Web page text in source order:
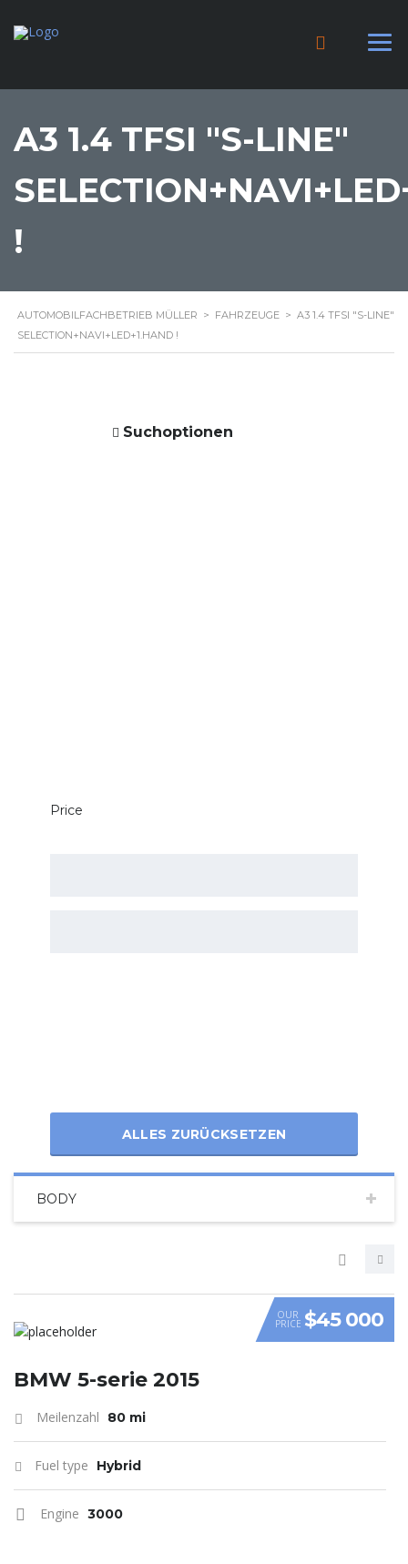
A3 1.4 TFSI "S-LINE"
!
AUTOMOBILFACHBETRIEB MÜLLER > FAHRZEUGE > A3 1.4 TFSI "S-LINE"
SELECTION+NAVI+LED+1.HAND !
Suchoptionen
Price
ALLES ZURÜCKSETZEN
BODY
VIDEO
OUR
PRICE $45 000
BMW 5-serie 2015
Meilenzahl 80 mi
Fuel type Hybrid
Engine 3000